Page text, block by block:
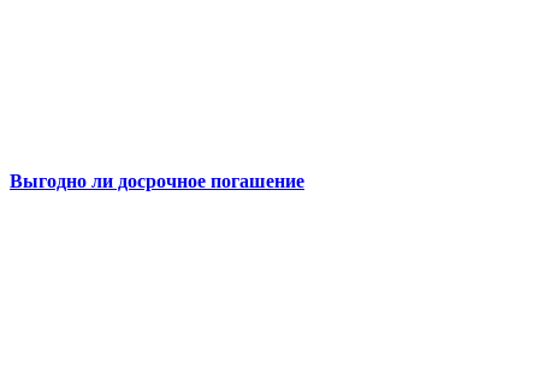
Выгодно ли досрочное погашение